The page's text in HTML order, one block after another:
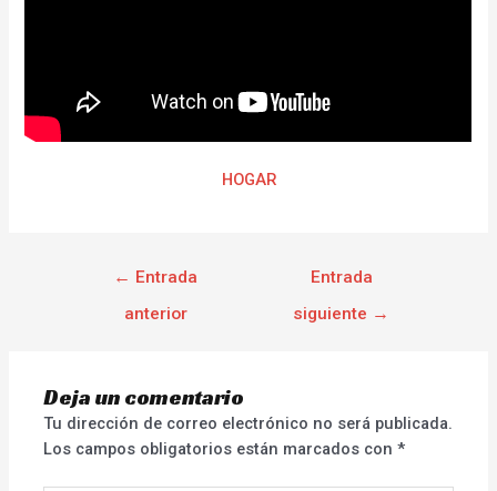
HOGAR
← Entrada
anterior
Entrada
siguiente →
Deja un comentario
Tu dirección de correo electrónico no será publicada.
Los campos obligatorios están marcados con*